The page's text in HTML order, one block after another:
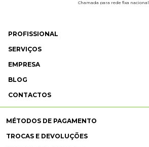
PROFISSIONAL
SERVIÇOS
EMPRESA
BLOG
CONTACTOS
MÉTODOS DE PAGAMENTO
TROCAS E DEVOLUÇÕES
Chamada para rede fixa nacional